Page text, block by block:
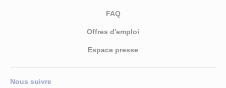
FAQ
Offres d'emploi
Espace presse
Nous suivre